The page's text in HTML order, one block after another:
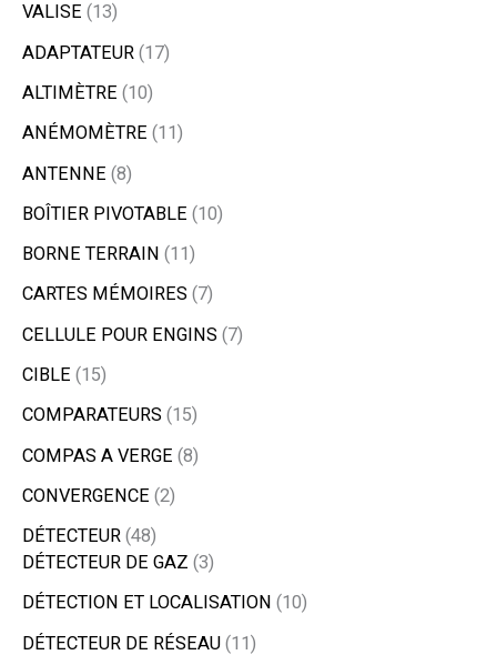
VALISE 13
ADAPTATEUR 17
ALTIMÈTRE 10
ANÉMOMÈTRE 11
ANTENNE 8
BOÎTIER PIVOTABLE 10
BORNE TERRAIN 11
CARTES MÉMOIRES 7
CELLULE POUR ENGINS 7
CIBLE 15
COMPARATEURS 15
COMPAS A VERGE 8
CONVERGENCE 2
DÉTECTEUR 48
DÉTECTEUR DE GAZ 3
DÉTECTION ET LOCALISATION
10
DÉTECTEUR DE RÉSEAU 11